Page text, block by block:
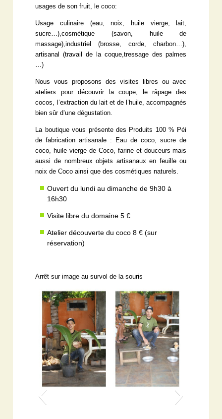
usages de son fruit, le coco:
Usage culinaire (eau, noix, huile vierge, lait,
sucre…),cosmétique (savon, huile de
massage),industriel (brosse, corde, charbon…),
artisanal (travail de la coque,tressage des palmes
…)
Nous vous proposons des visites libres ou avec
ateliers pour découvrir la coupe, le râpage des
cocos, l’extraction du lait et de l’huile, accompagnés
bien sûr d’une dégustation.
La boutique vous présente des Produits 100 % Péi
de fabrication artisanale : Eau de coco, sucre de
coco, huile vierge de Coco, farine et douceurs mais
aussi de nombreux objets artisanaux en feuille ou
noix de Coco ainsi que des cosmétiques naturels.
Ouvert du lundi au dimanche de 9h30 à
16h30
Visite libre du domaine 5 €
Atelier découverte du coco 8 € (sur
réservation)
Arrêt sur image au survol de la souris